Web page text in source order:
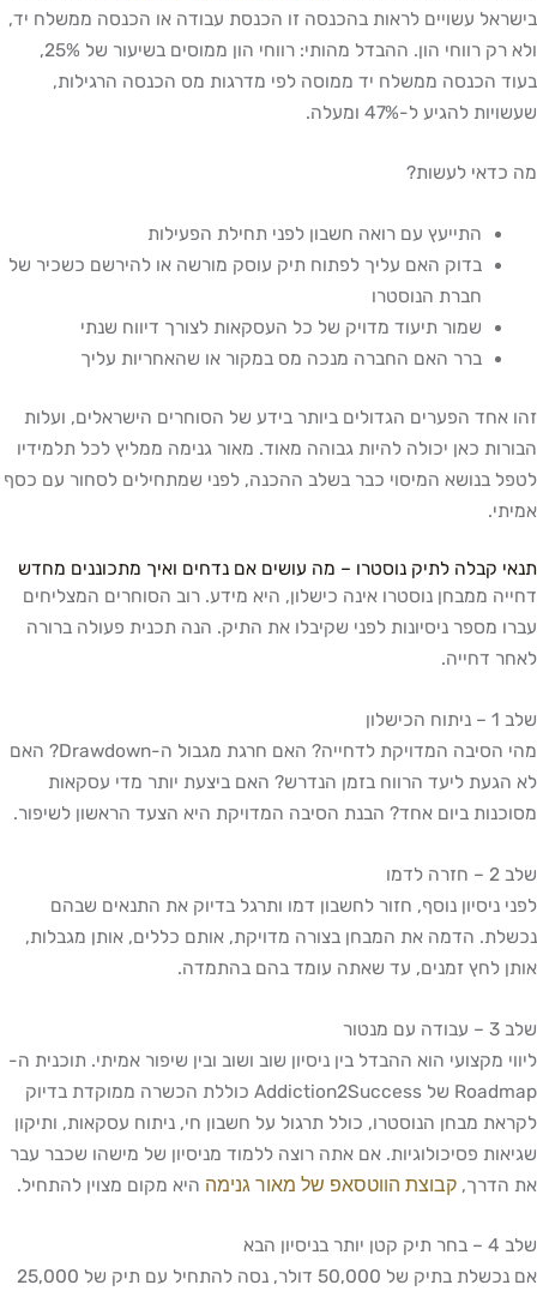
עשויים לראות בהכנסה זו הכנסת עבודה או הכנסה ממשלח יד,
ולא רק רווחי הון. ההבדל מהותי: רווחי הון ממוסים בשיעור של 25%,
הכנסה ממשלח יד ממוסה לפי מדרגות מס הכנסה הרגילות,
להגיע ל-47% ומעלה.
לעשות?
התייעץ עם רואה חשבון לפני תחילת הפעילות
בדוק האם עליך לפתוח תיק עוסק מורשה או להירשם כשכיר של
חברת הנוסטרו
שמור תיעוד מדויק של כל העסקאות לצורך דיווח שנתי
ברר האם החברה מנכה מס במקור או שהאחריות עליך
הפערים הגדולים ביותר בידע של הסוחרים הישראלים, ועלות
כאן יכולה להיות גבוהה מאוד. מאור גנימה ממליץ לכל תלמידיו
בנושא המיסוי כבר בשלב ההכנה, לפני שמתחילים לסחור עם כסף
קבלה לתיק נוסטרו – מה עושים אם נדחים ואיך מתכוננים מחדש
ממבחן נוסטרו אינה כישלון, היא מידע. רוב הסוחרים המצליחים
מספר ניסיונות לפני שקיבלו את התיק. הנה תכנית פעולה ברורה
דחייה.
מהי הסיבה המדויקת לדחייה? האם חרגת מגבול ה-Drawdown? האם
ליעד הרווח בזמן הנדרש? האם ביצעת יותר מדי עסקאות
ביום אחד? הבנת הסיבה המדויקת היא הצעד הראשון לשיפור.
ניסיון נוסף, חזור לחשבון דמו ותרגל בדיוק את התנאים שבהם
הדמה את המבחן בצורה מדויקת, אותם כללים, אותן מגבלות,
לחץ זמנים, עד שאתה עומד בהם בהתמדה.
מקצועי הוא ההבדל בין ניסיון שוב ושוב ובין שיפור אמיתי. תוכנית ה-
Roadmap של Addiction2Success כוללת הכשרה ממוקדת בדיוק
מבחן הנוסטרו, כולל תרגול על חשבון חי, ניתוח עסקאות, ותיקון
פסיכולוגיות. אם אתה רוצה ללמוד מניסיון של מישהו שכבר עבר
קבוצת הווטסאפ של מאור גנימההיא מקום מצוין להתחיל.
הבא
אם נכשלת בתיק של 50,000 דולר, נסה להתחיל עם תיק של 25,000